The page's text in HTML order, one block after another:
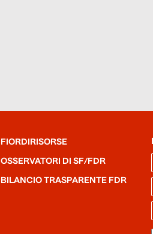
FIORDIRISORSE
OSSERVATORI DI SF/FDR
BILANCIO TRASPARENTE FDR